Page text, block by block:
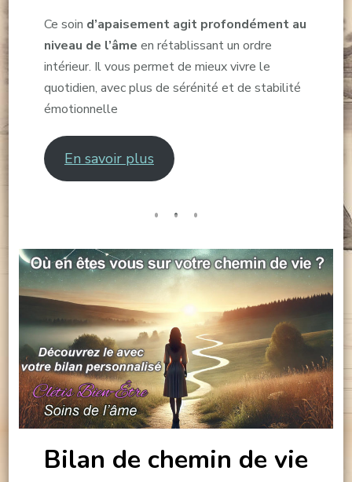
Ce soin d’apaisement agit profondément au
niveau de l’âme en rétablissant un ordre
intérieur. Il vous permet de mieux vivre le
quotidien, avec plus de sérénité et de stabilité
émotionnelle
En savoir plus
Bilan de chemin de vie